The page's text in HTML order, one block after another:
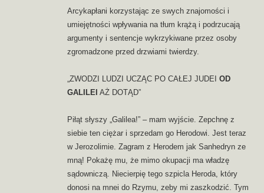
Arcykapłani korzystając ze swych znajomości i
umiejętności wpływania na tłum krążą i podrzucają
argumenty i sentencje wykrzykiwane przez osoby
zgromadzone przed drzwiami twierdzy.
„ZWODZI LUDZI UCZĄC PO CAŁEJ JUDEI OD
GALILEI AŻ DOTĄD”
Piłąt słyszy „Galilea!” – mam wyjście. Zepchnę z
siebie ten ciężar i sprzedam go Herodowi. Jest teraz
w Jerozolimie. Zagram z Herodem jak Sanhedryn ze
mną! Pokażę mu, że mimo okupacji ma władzę
sądowniczą. Niecierpię tego szpicla Heroda, który
donosi na mnei do Rzymu, zeby mi zaszkodzić. Tym